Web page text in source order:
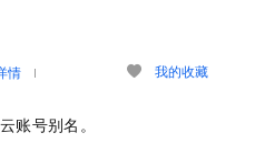
情 我的收藏
账号别名。